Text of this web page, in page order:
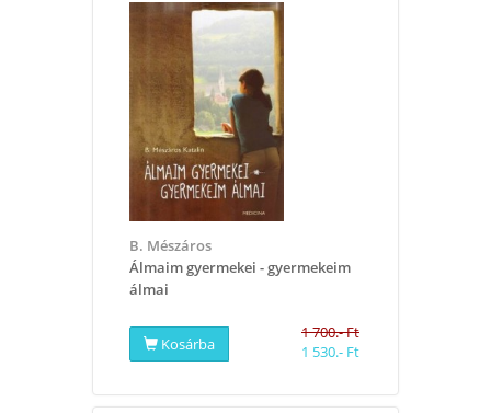
B. Mészáros
Álmaim gyermekei - gyermekeim
álmai
Kosárba
1 700.- Ft
1 530.- Ft